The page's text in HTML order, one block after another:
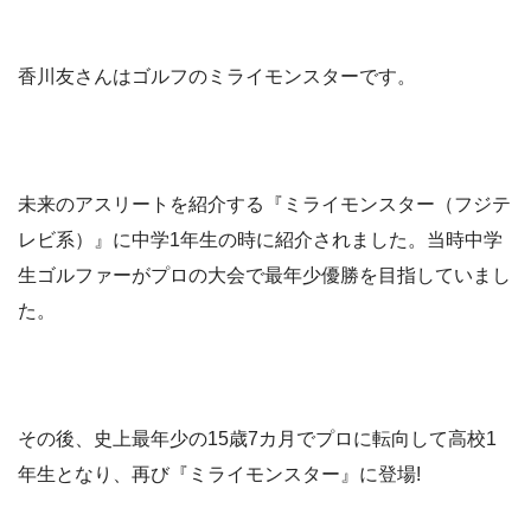
香川友さんはゴルフのミライモンスターです。
未来のアスリートを紹介する『ミライモンスター（フジテ
レビ系）』に中学1年生の時に紹介されました。当時中学
生ゴルファーがプロの大会で最年少優勝を目指していまし
た。
その後、史上最年少の15歳7カ月でプロに転向して高校1
年生となり、再び『ミライモンスター』に登場!